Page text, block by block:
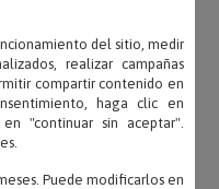
del sitio, medir
realizar campañas
compartir contenido en
haga clic en
"continuar sin aceptar".
Puede modificarlos en